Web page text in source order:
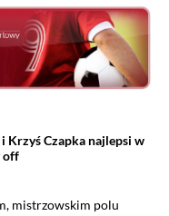
Krzyś Czapka najlepsi w
off
mistrzowskim polu